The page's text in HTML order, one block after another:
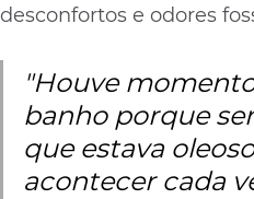
desconfortos e odores
"Houve
banho porque
que estava
acontecer cada